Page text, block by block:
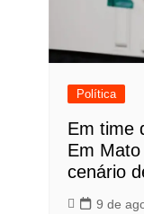
Política
Em time
Em
cenário
9 de